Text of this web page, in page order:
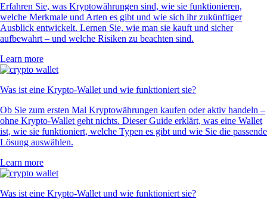
Erfahren Sie, was Kryptowährungen sind, wie sie funktionieren,
welche Merkmale und Arten es gibt und wie sich ihr zukünftiger
Ausblick entwickelt. Lernen Sie, wie man sie kauft und sicher
aufbewahrt – und welche Risiken zu beachten sind.
Learn more
Was ist eine Krypto-Wallet und wie funktioniert sie?
Ob Sie zum ersten Mal Kryptowährungen kaufen oder aktiv handeln –
ohne Krypto-Wallet geht nichts. Dieser Guide erklärt, was eine Wallet
ist, wie sie funktioniert, welche Typen es gibt und wie Sie die passende
Lösung auswählen.
Learn more
Was ist eine Krypto-Wallet und wie funktioniert sie?